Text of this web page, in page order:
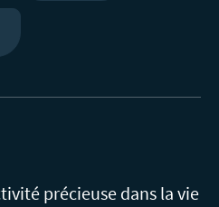
précieuse dans la vie